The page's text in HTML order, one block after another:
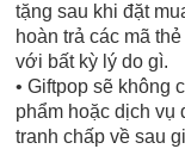
tặng sau khi đặt
hoàn trả các mã
với bất kỳ lý do gì.
• Giftpop sẽ không
phẩm hoặc dịch
tranh chấp về sau